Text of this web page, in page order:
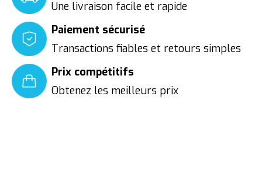
Une livraison facile et rapide
Paiement sécurisé
Transactions fiables et retours simples
Prix compétitifs
Obtenez les meilleurs prix